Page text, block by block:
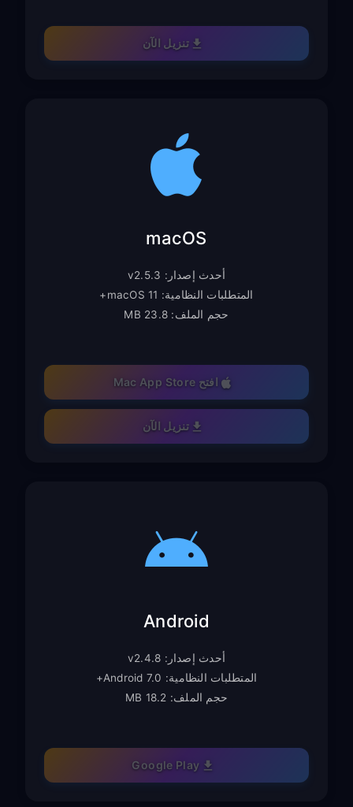
تنزيل الآن
macOS
أحدث إصدار: v2.5.3
المتطلبات النظامية: macOS 11+
حجم الملف: 23.8 MB
افتح Mac App Store
تنزيل الآن
Android
أحدث إصدار: v2.4.8
المتطلبات النظامية: Android 7.0+
حجم الملف: 18.2 MB
Google Play